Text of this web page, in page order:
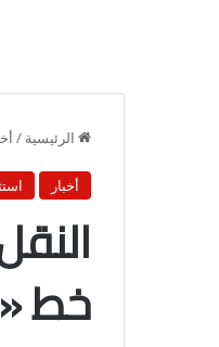
الرئيسية /
أخبار
خط